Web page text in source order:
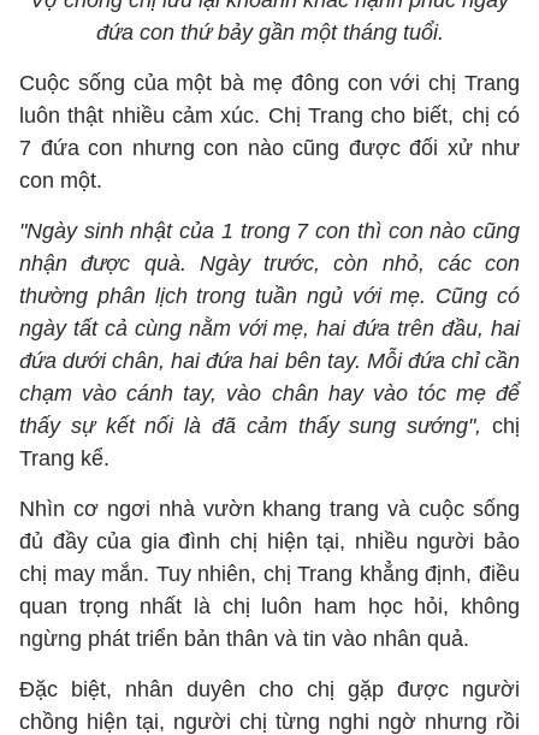
đứa con thứ bảy gần một tháng tuổi.
Cuộc sống của một bà mẹ đông con với chị Trang
luôn thật nhiều cảm xúc. Chị Trang cho biết, chị có
7 đứa con nhưng con nào cũng được đối xử như
con một.
"Ngày sinh nhật của 1 trong 7 con thì con nào cũng
nhận được quà. Ngày trước, còn nhỏ, các con
thường phân lịch trong tuần ngủ với mẹ. Cũng có
ngày tất cả cùng nằm với mẹ, hai đứa trên đầu, hai
đứa dưới chân, hai đứa hai bên tay. Mỗi đứa chỉ cần
chạm vào cánh tay, vào chân hay vào tóc mẹ để
thấy sự kết nối là đã cảm thấy sung sướng", chị
Trang kể.
Nhìn cơ ngơi nhà vườn khang trang và cuộc sống
đủ đầy của gia đình chị hiện tại, nhiều người bảo
chị may mắn. Tuy nhiên, chị Trang khẳng định, điều
quan trọng nhất là chị luôn ham học hỏi, không
ngừng phát triển bản thân và tin vào nhân quả.
Đặc biệt, nhân duyên cho chị gặp được người
chồng hiện tại, người chị từng nghi ngờ nhưng rồi